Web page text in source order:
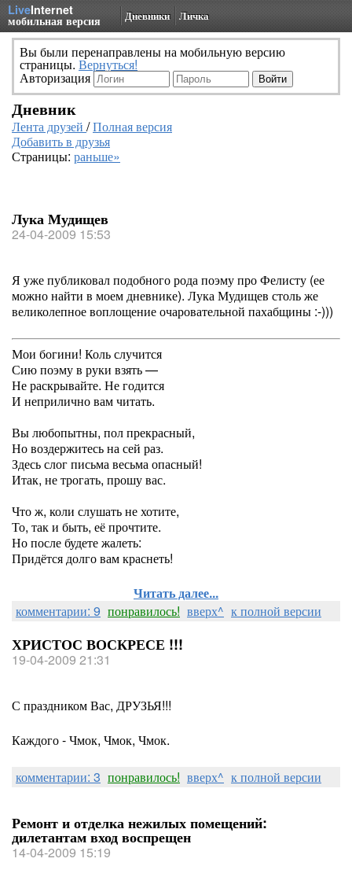
LiveInternet
мобильная версия Дневники Личка
Вы были перенаправлены на мобильную версию
страницы. Вернуться!
Авторизация
Дневник
Лента друзей /Полная версия
Добавить в друзья
Страницы: раньше»
Лука Мудищев
24-04-2009 15:53
Я уже публиковал подобного рода поэму про Фелисту (ее
можно найти в моем дневнике). Лука Мудищев столь же
великолепное воплощение очаровательной пахабщины :-)))
Мои богини! Коль случится
Сию поэму в руки взять —
Не раскрывайте. Не годится
И неприлично вам читать.
Вы любопытны, пол прекрасный,
Но воздержитесь на сей раз.
Здесь слог письма весьма опасный!
Итак, не трогать, прошу вас.
Что ж, коли слушать не хотите,
То, так и быть, её прочтите.
Но после будете жалеть:
Придётся долго вам краснеть!
Читать далее...
комментарии: 9 понравилось! вверх^ к полной версии
ХРИСТОС ВОСКРЕСЕ !!!
19-04-2009 21:31
С праздником Вас, ДРУЗЬЯ!!!
Каждого - Чмок, Чмок, Чмок.
комментарии: 3 понравилось! вверх^ к полной версии
Ремонт и отделка нежилых помещений:
дилетантам вход воспрещен
14-04-2009 15:19